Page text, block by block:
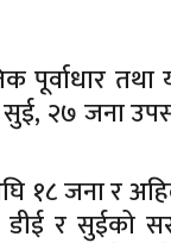
पूर्वाधार
२७ जना
१८ जना र
र सुईको